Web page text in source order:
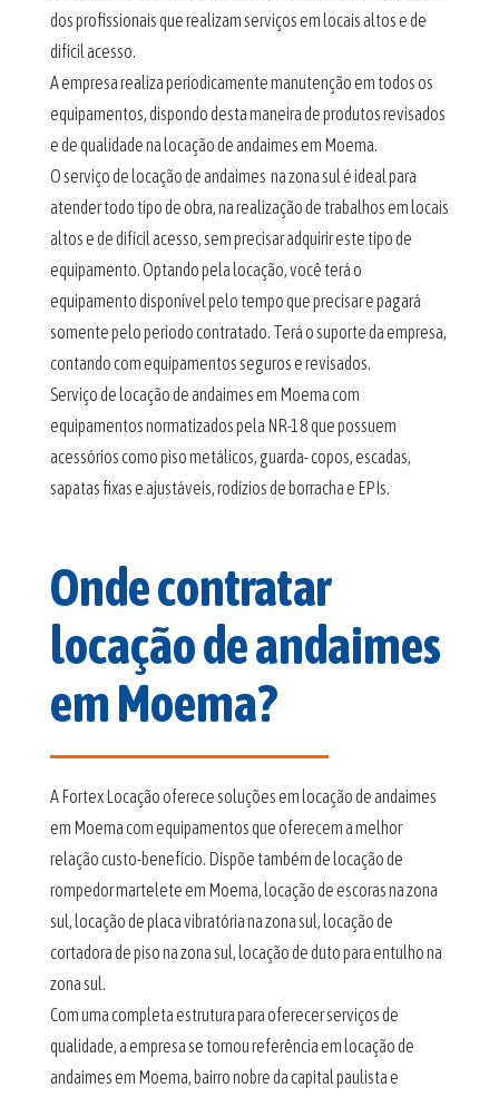
dos profissionais que realizam serviços em locais altos e de
difícil acesso.
A empresa realiza periodicamente manutenção em todos os
equipamentos, dispondo desta maneira de produtos revisados
e de qualidade na locação de andaimes em Moema.
O serviço de locação de andaimes na zona sul é ideal para
atender todo tipo de obra, na realização de trabalhos em locais
altos e de difícil acesso, sem precisar adquirir este tipo de
equipamento. Optando pela locação, você terá o
equipamento disponível pelo tempo que precisar e pagará
somente pelo período contratado. Terá o suporte da empresa,
contando com equipamentos seguros e revisados.
Serviço de locação de andaimes em Moema com
equipamentos normatizados pela NR-18 que possuem
acessórios como piso metálicos, guarda- copos, escadas,
sapatas fixas e ajustáveis, rodízios de borracha e EPIs.
Onde contratar
locação de andaimes
em Moema?
A Fortex Locação oferece soluções em locação de andaimes
em Moema com equipamentos que oferecem a melhor
relação custo-benefício. Dispõe também de locação de
rompedor martelete em Moema, locação de escoras na zona
sul, locação de placa vibratória na zona sul, locação de
cortadora de piso na zona sul, locação de duto para entulho na
zona sul.
Com uma completa estrutura para oferecer serviços de
qualidade, a empresa se tornou referência em locação de
andaimes em Moema, bairro nobre da capital paulista e